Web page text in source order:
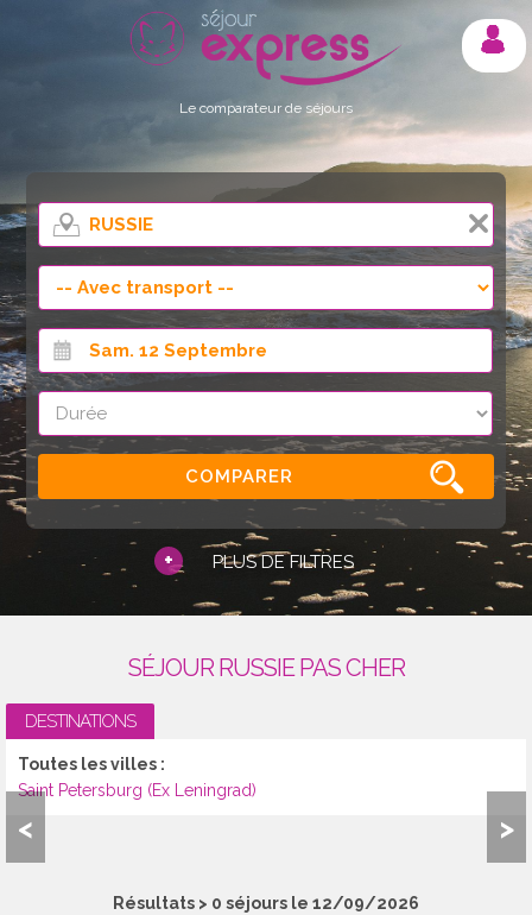
Le comparateur de séjours
Mon compte
COMPARER
+ PLUS DE FILTRES
SÉJOUR RUSSIE PAS CHER
DESTINATIONS
Toutes les villes :
Saint Petersburg (Ex Leningrad)
< >
Résultats > 0 séjours le 12/09/2026